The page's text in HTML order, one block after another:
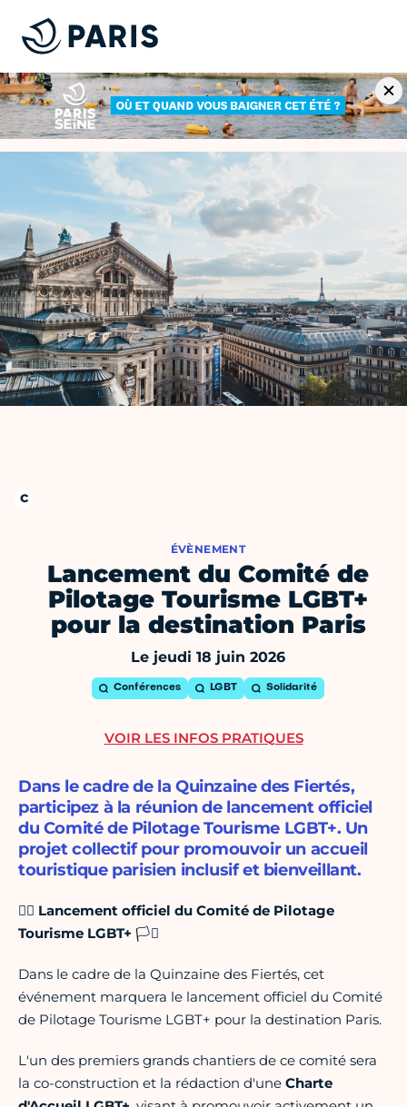
ÉVÈNEMENT
Lancement du Comité de
Pilotage Tourisme LGBT+
pour la destination Paris
Le jeudi 18 juin 2026
Conférences LGBT Solidarité
Dans le cadre de la Quinzaine des Fiertés,
participez à la réunion de lancement officiel
du Comité de Pilotage Tourisme LGBT+. Un
projet collectif pour promouvoir un accueil
touristique parisien inclusif et bienveillant.
🏳️‍🌈 Lancement officiel du Comité de Pilotage
Tourisme LGBT+ 🏳️‍⚧️
Dans le cadre de la Quinzaine des Fiertés, cet
événement marquera le lancement officiel du Comité
de Pilotage Tourisme LGBT+ pour la destination Paris.
L'un des premiers grands chantiers de ce comité sera
la co-construction et la rédaction d'une Charte
VOIR LES INFOS PRATIQUES